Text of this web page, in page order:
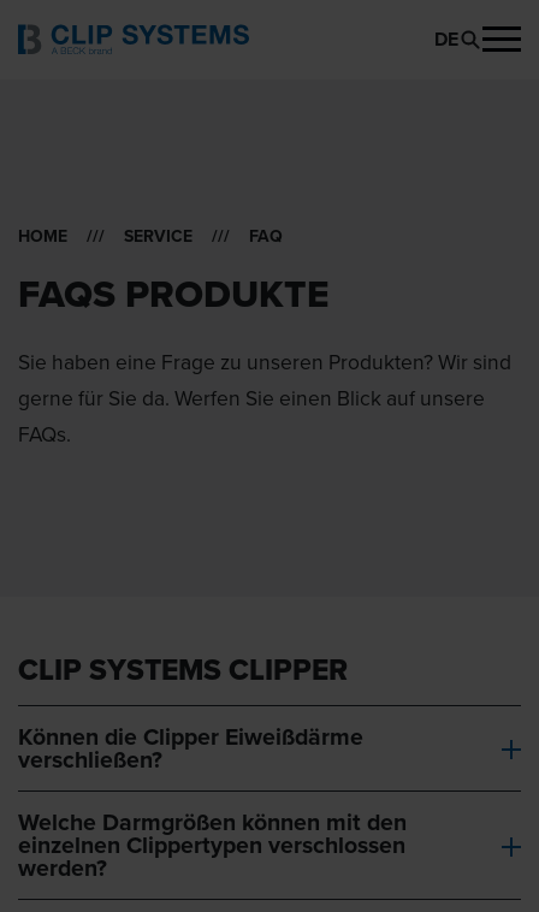
DE
HOME ///SERVICE /// FAQ
FAQS PRODUKTE
Sie haben eine Frage zu unseren Produkten? Wir sind
gerne für Sie da. Werfen Sie einen Blick auf unsere
FAQs.
CLIP SYSTEMS CLIPPER
Können die Clipper Eiweißdärme
verschließen?
Welche Darmgrößen können mit den
einzelnen Clippertypen verschlossen
werden?